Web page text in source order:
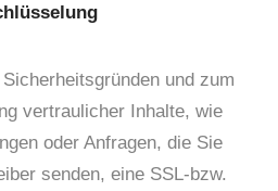
und zum
vertraulicher Inhalte, wie
oder Anfragen, die Sie
senden, eine SSL-bzw.